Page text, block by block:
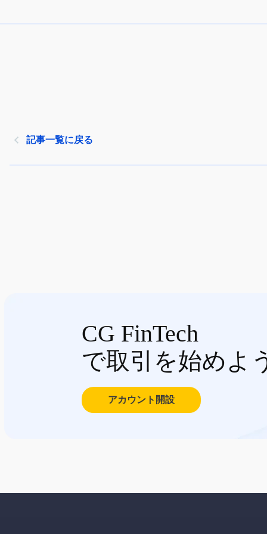
記事一覧に戻る
CG FinTech
で取引を始めよ
アカウント開設